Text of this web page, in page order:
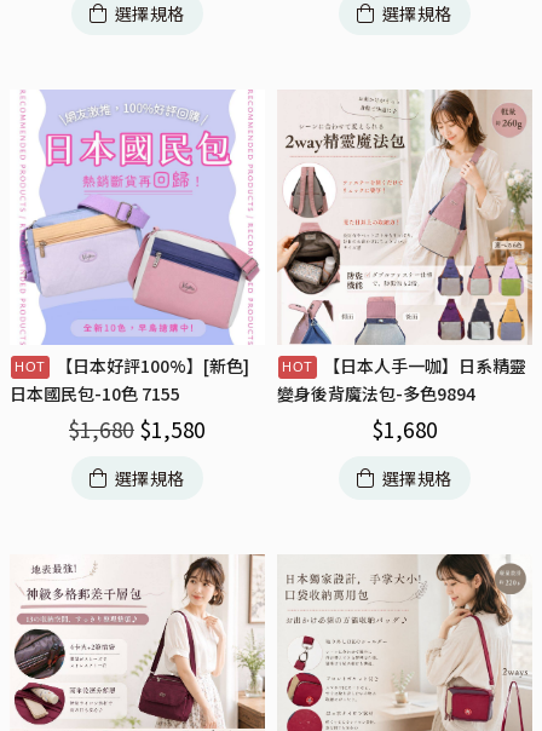
選擇規格 選擇規格
【日本好評100%】[新色]
日本國民包-10色 7155
$1,680 $1,580
選擇規格
【日本人手一咖】日系精靈
變身後背魔法包-多色9894
$1,680
選擇規格